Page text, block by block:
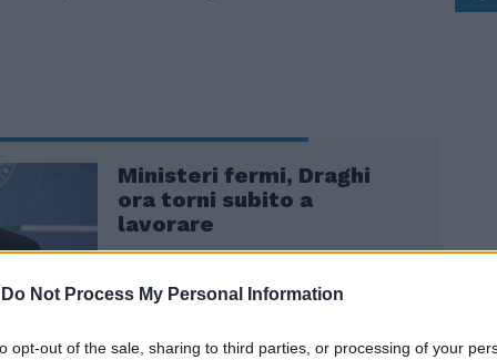
Do Not Process My Personal Information
opt-out of the sale, sharing to third parties, or processing of your
Ministeri fermi, Draghi
ora torni subito a
lavorare